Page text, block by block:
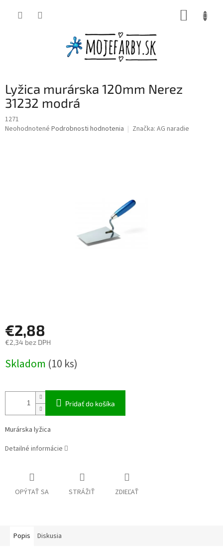
Lyžica murárska 120mm Nerez
31232 modrá
1271
Priemerné
Neohodnotené Podrobnosti hodnotenia Značka: AG naradie
€2,88
€2,34 bez DPH
cena:
Skladom (10 ks)
Pridať do košíka
Murárska lyžica
Detailné informácie
OPÝTAŤ SA STRÁŽIŤ ZDIEĽAŤ
Popis Diskusia